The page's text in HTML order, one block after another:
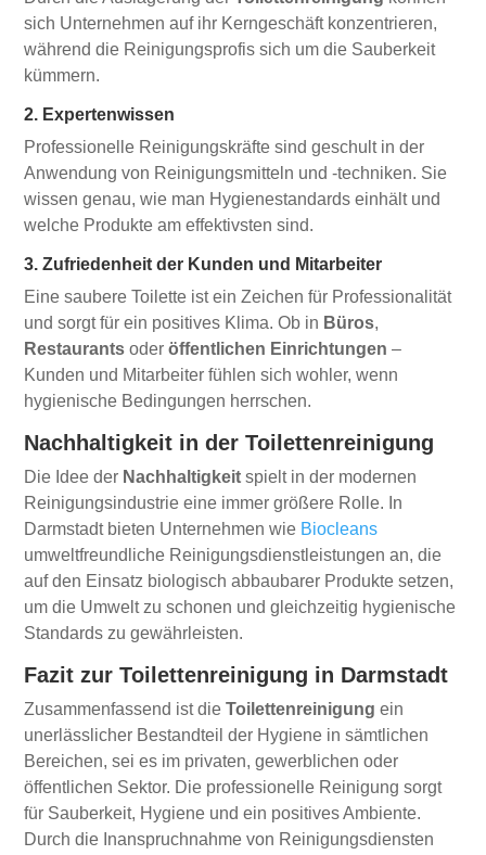
sich Unternehmen auf ihr Kerngeschäft konzentrieren,
während die Reinigungsprofis sich um die Sauberkeit
kümmern.
2. Expertenwissen
Professionelle Reinigungskräfte sind geschult in der
Anwendung von Reinigungsmitteln und -techniken. Sie
wissen genau, wie man Hygienestandards einhält und
welche Produkte am effektivsten sind.
3. Zufriedenheit der Kunden und Mitarbeiter
Eine saubere Toilette ist ein Zeichen für Professionalität
und sorgt für ein positives Klima. Ob in Büros,
Restaurants oderöffentlichen Einrichtungen –
Kunden und Mitarbeiter fühlen sich wohler, wenn
hygienische Bedingungen herrschen.
Nachhaltigkeit in der Toilettenreinigung
Die Idee der Nachhaltigkeit spielt in der modernen
Reinigungsindustrie eine immer größere Rolle. In
Darmstadt bieten Unternehmen wie Biocleans
umweltfreundliche Reinigungsdienstleistungen an, die
auf den Einsatz biologisch abbaubarer Produkte setzen,
um die Umwelt zu schonen und gleichzeitig hygienische
Standards zu gewährleisten.
Fazit zur Toilettenreinigung in Darmstadt
Zusammenfassend ist dieToilettenreinigung ein
unerlässlicher Bestandteil der Hygiene in sämtlichen
Bereichen, sei es im privaten, gewerblichen oder
öffentlichen Sektor. Die professionelle Reinigung sorgt
für Sauberkeit, Hygiene und ein positives Ambiente.
Durch die Inanspruchnahme von Reinigungsdiensten